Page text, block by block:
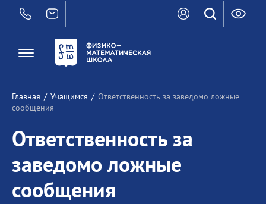
Главная / Учащимся / Ответственность за заведомо ложные
сообщения
Ответственность за
заведомо ложные
сообщения